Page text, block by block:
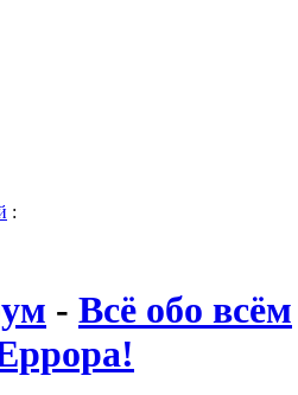
:
- Всё обо всём